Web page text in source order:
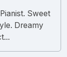
Sweet
Dreamy